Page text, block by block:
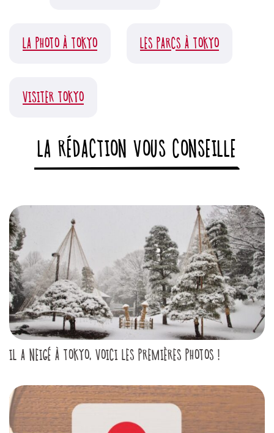
LA PHOTO À TOKYO LES PARCS À TOKYO
VISITER TOKYO
LA RÉDACTION VOUS CONSEILLE
IL A NEIGÉ À TOKYO, VOICI LES PREMIÈRES PHOTOS !